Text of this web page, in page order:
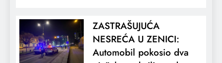
ZASTRAŠUJUĆA
NESREĆA U ZENICI:
Automobil pokosio dva